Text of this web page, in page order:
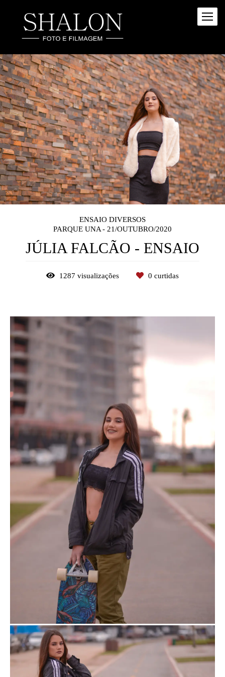
ENSAIO DIVERSOS
PARQUE UNA
21/OUTUBRO/2020
JÚLIA FALCÃO - ENSAIO
1287 visualizações 0 curtidas